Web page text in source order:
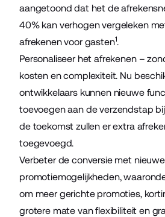
aangetoond dat het de
40% kan verhogen vergeleken
afrekenen voor gasten1.
Personaliseer het afrekenen –
kosten en complexiteit. Nu
ontwikkelaars kunnen nieuwe
toevoegen aan de verzendstap
de toekomst zullen er extra
toegevoegd.
Verbeter de conversie met nieuwe
promotiemogelijkheden,
om meer gerichte promoties,
grotere mate van flexibiliteit en